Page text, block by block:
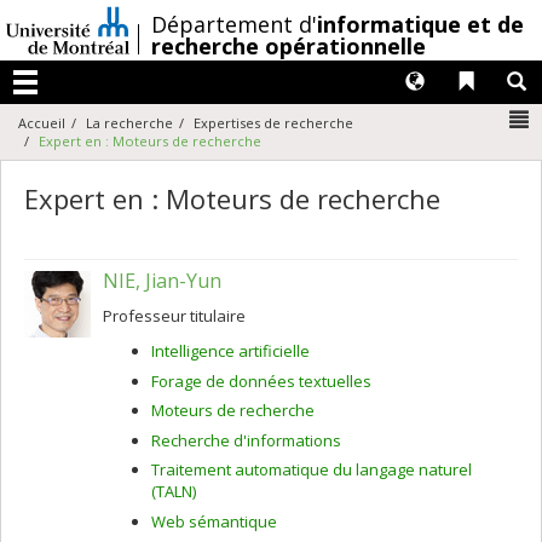
au
contenu
/Département d'informatique et de
recherche opérationnelle
Menu
Liens
Langues
Accueil La recherche
Expertises de recherche
Expert en : Moteurs de recherche
Expert en : Moteurs de recherche
NIE, Jian-Yun
Professeur titulaire
Intelligence artificielle
Forage de données textuelles
Moteurs de recherche
Recherche d'informations
Traitement automatique du langage naturel
(TALN)
Web sémantique